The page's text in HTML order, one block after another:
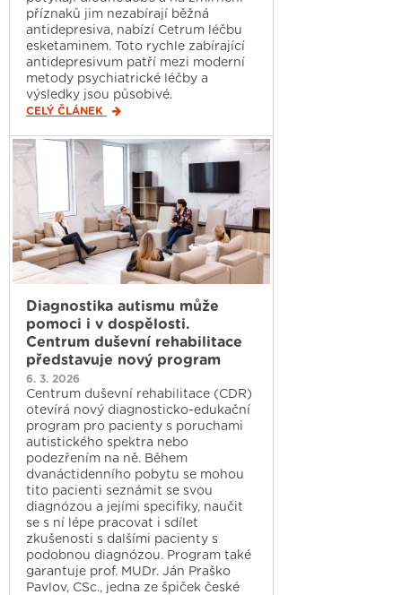
příznaků jim nezabírají běžná
antidepresiva, nabízí Cetrum léčbu
esketaminem. Toto rychle zabírající
antidepresivum patří mezi moderní
metody psychiatrické léčby a
výsledky jsou působivé.
CELÝ ČLÁNEK
Diagnostika autismu může
pomoci i v dospělosti.
Centrum duševní rehabilitace
představuje nový program
6. 3. 2026
Centrum duševní rehabilitace (CDR)
otevírá nový diagnosticko-edukační
program pro pacienty s poruchami
autistického spektra nebo
podezřením na ně. Během
dvanáctidenního pobytu se mohou
tito pacienti seznámit se svou
diagnózou a jejími specifiky, naučit
se s ní lépe pracovat i sdílet
zkušenosti s dalšími pacienty s
podobnou diagnózou. Program také
garantuje prof. MUDr. Ján Praško
Pavlov, CSc., jedna ze špiček české